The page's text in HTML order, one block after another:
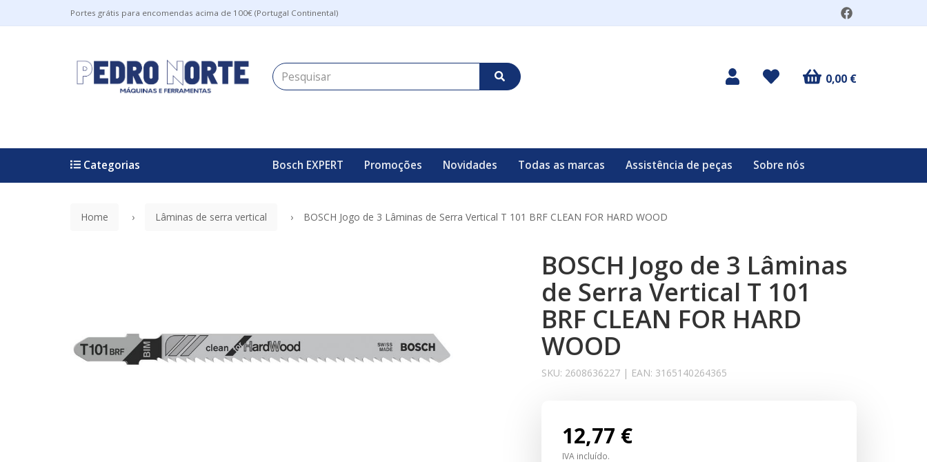
Portes grátis para encomendas acima de 100€ (Portugal Continental)
0,00 €
Bosch EXPERT Promoções Novidades Todas as marcas Assistência de peças Sobre nós
Categorias
Home Lâminas de serra vertical BOSCH Jogo de 3 Lâminas de Serra Vertical T 101 BRF CLEAN FOR HARD WOOD
BOSCH Jogo de 3 Lâminas
de Serra Vertical T 101
BRF CLEAN FOR HARD
WOOD
SKU: 2608636227| EAN: 3165140264365
12,77 €
IVA incluído.